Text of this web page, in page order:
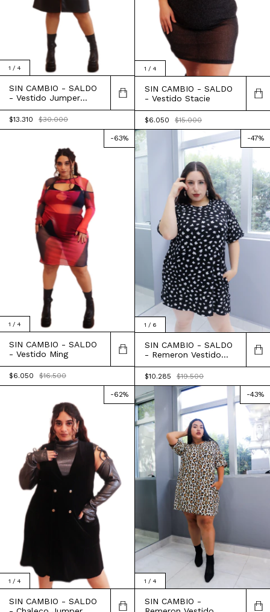
1 / 4
SIN CAMBIO - SALDO
- Vestido Jumper
Avantika
$13.310 $30.000
1 / 4
SIN CAMBIO - SALDO
- Vestido Stacie
$6.050 $15.000
1 / 4
-63%
SIN CAMBIO - SALDO
- Vestido Ming
$6.050 $16.500
1 / 6
-47%
SIN CAMBIO - SALDO
- Remeron Vestido
$10.285 $19.500
1 / 4
-62%
SIN CAMBIO - SALDO
1 / 4
-43%
SIN CAMBIO -